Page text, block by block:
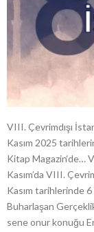
VIII. Çevrimdışı
Kasım 2025
Kitap Magazin‘de…
Kasım’da VIII.
Kasım tarihlerinde
Buharlaşan
sene onur konuğu